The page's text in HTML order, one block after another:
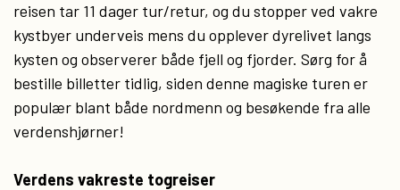
reisen tar 11 dager tur/retur, og du stopper ved vakre
kystbyer underveis mens du opplever dyrelivet langs
kysten og observerer både fjell og fjorder. Sørg for å
bestille billetter tidlig, siden denne magiske turen er
populær blant både nordmenn og besøkende fra alle
verdenshjørner!
Verdens vakreste togreiser